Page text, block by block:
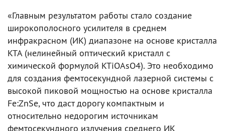
«Главным результатом работы стало создание
широкополосного усилителя в среднем
инфракрасном (ИК) диапазоне на основе кристалла
KTA (нелинейный оптический кристалл с
химической формулой KTiOAsO4). Это необходимо
для создания фемтосекундной лазерной системы с
высокой пиковой мощностью на основе кристалла
Fe:ZnSe, что даст дорогу компактным и
относительно недорогим источникам
фемтосекундного излучения среднего ИК